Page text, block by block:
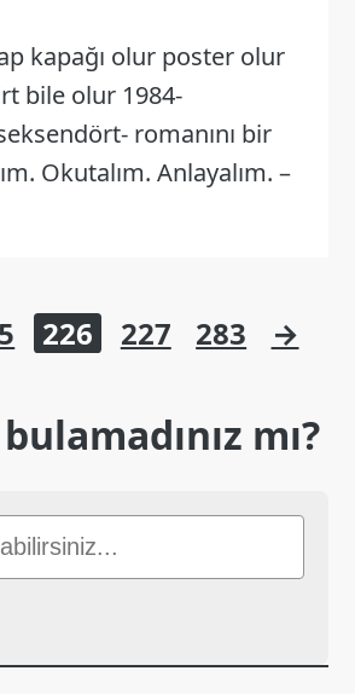
kapağı olur poster olur
bile olur 1984-
romanını bir
Okutalım. Anlayalım. –
226 227 283 →
mı?